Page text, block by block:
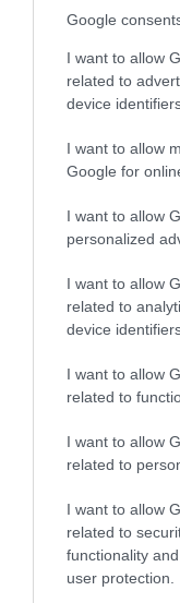
Google
I want to allow
related to
device
I want to allow
Google for
I want to allow
personalized
I want to allow
related to
device
I want to allow
related to
I want to allow
related to
I want to allow
related to
functionality
user protection.
31.07.2026 15:10
Τι είναι η
υποβλήθηκε ο
συμπτώματα
31.07.2026 15:06
Οι τροφές